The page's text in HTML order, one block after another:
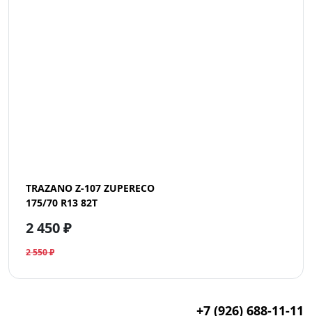
TRAZANO Z-107 ZUPERECO
175/70 R13 82T
2 450 ₽
2 550 ₽
+7 (926) 688-11-11